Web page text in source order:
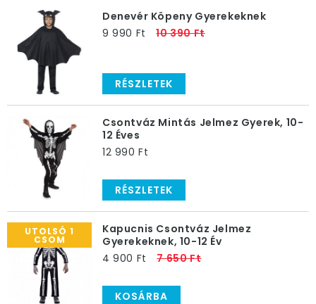
Denevér Köpeny Gyerekeknek
9 990 Ft
10 390 Ft
RÉSZLETEK
Csontváz Mintás Jelmez Gyerek, 10-
12 Éves
12 990 Ft
RÉSZLETEK
UTOLSÓ 1
CSOM
Kapucnis Csontváz Jelmez
Gyerekeknek, 10-12 Év
4 900 Ft
7 650 Ft
KOSÁRBA